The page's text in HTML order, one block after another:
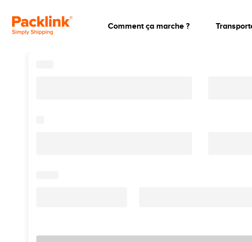
Comment ça marche ?